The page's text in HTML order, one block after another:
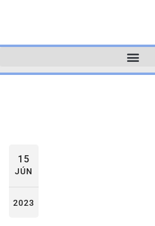
15
JÚN
2023